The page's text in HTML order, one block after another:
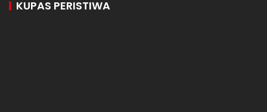
KUPAS PERISTIWA